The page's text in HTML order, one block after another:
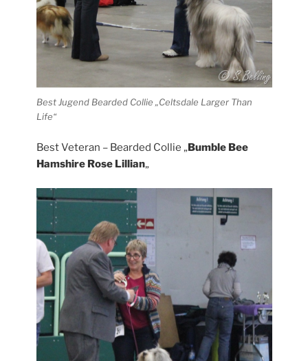
Best Jugend Bearded Collie „Celtsdale Larger Than
Life“
Best Veteran – Bearded Collie „Bumble Bee
Hamshire Rose Lillian„